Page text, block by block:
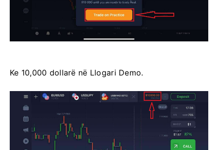
Ke 10,000 dollarë në Llogari Demo.